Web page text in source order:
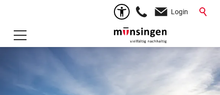
Login